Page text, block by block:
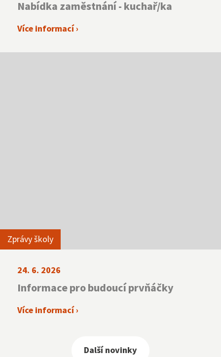
Nabídka zaměstnání - kuchař/ka
Více informací ›
Zprávy školy
24. 6. 2026
Informace pro budoucí prvňáčky
Více informací ›
Další novinky